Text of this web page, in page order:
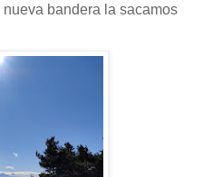
bandera la sacamos